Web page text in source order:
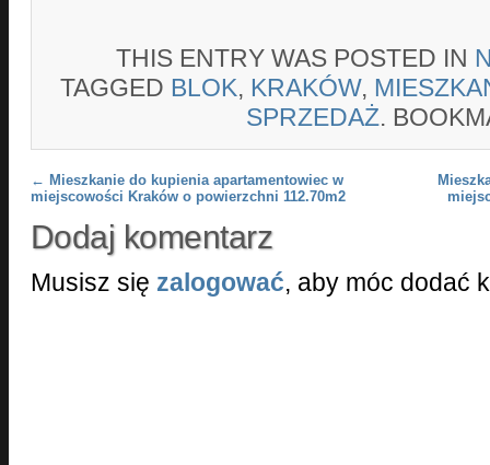
THIS ENTRY WAS POSTED IN
TAGGED BLOK, KRAKÓW,
SPRZEDAŻ.
Post navigation
← Mieszkanie do kupienia apartamentowiec w
miejscowości Kraków o powierzchni 112.70m2
Dodaj komentarz
Musisz się zalogować, aby móc dodać